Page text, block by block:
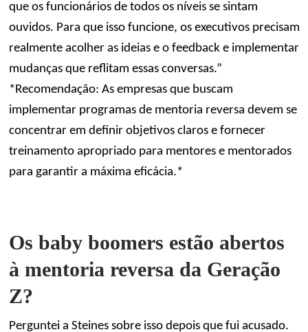
que os funcionários de todos os níveis se sintam
ouvidos. Para que isso funcione, os executivos precisam
realmente acolher as ideias e o feedback e implementar
mudanças que reflitam essas conversas.”
*Recomendação: As empresas que buscam
implementar programas de mentoria reversa devem se
concentrar em definir objetivos claros e fornecer
treinamento apropriado para mentores e mentorados
para garantir a máxima eficácia.*
Os baby boomers estão abertos
à mentoria reversa da Geração
Z?
Perguntei a Steines sobre isso depois que fui acusado.